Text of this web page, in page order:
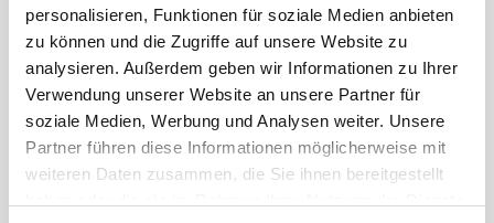
personalisieren, Funktionen für soziale Medien anbieten
zu können und die Zugriffe auf unsere Website zu
analysieren. Außerdem geben wir Informationen zu Ihrer
Verwendung unserer Website an unsere Partner für
soziale Medien, Werbung und Analysen weiter. Unsere
Partner führen diese Informationen möglicherweise mit
weiteren Daten zusammen, die Sie ihnen bereitgestellt
September 2020
Juli 2020
Juni 2020
Mai 2020